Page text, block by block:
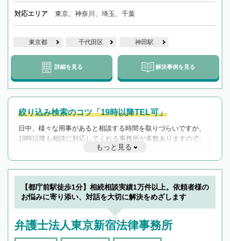
対応エリア 東京、神奈川、埼玉、千葉
東京都 千代田区 神田駅
詳細を見る 解決事例を見る
絞り込み検索のコツ「19時以降TEL可」
日中、様々な用事があると相談する時間を取りづらいですが、
19時以降も相談に対応してくれる事務所が多数ありますので、
遅い時間の相談が増えそうな場合はそのような事務所に絞り込
んで検索してみましょう。
19時以降TEL可の条件
を加えて再検索
もっと見る
【都庁前駅徒歩1分】相続相談実績1万件以上。依頼者様の
お悩みに寄り添い、対話を大切に解決をめざします
弁護士法人東京新宿法律事務所